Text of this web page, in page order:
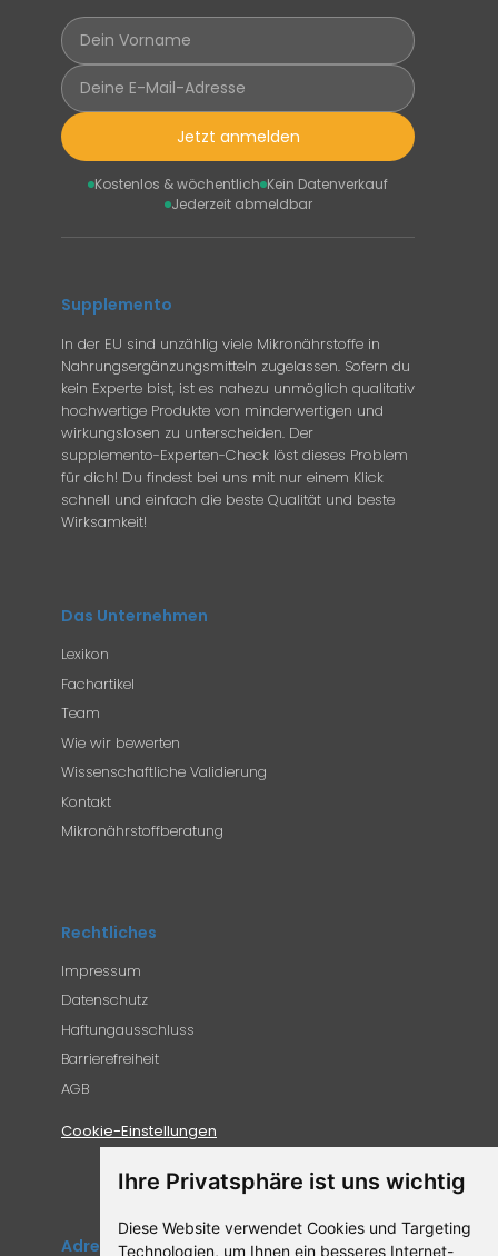
Ihre Privatsphäre ist uns wichtig
Diese Website verwendet Cookies und Targeting
Technologien, um Ihnen ein besseres Internet-
Jetzt anmelden
Kostenlos & wöchentlich Kein Datenverkauf
Jederzeit abmeldbar
Supplemento
In der EU sind unzählig viele Mikronährstoffe in
Nahrungsergänzungsmitteln zugelassen. Sofern du
kein Experte bist, ist es nahezu unmöglich qualitativ
hochwertige Produkte von minderwertigen und
wirkungslosen zu unterscheiden. Der
supplemento-Experten-Check löst dieses Problem
für dich! Du findest bei uns mit nur einem Klick
schnell und einfach die beste Qualität und beste
Wirksamkeit!
Das Unternehmen
Lexikon
Fachartikel
Team
Wie wir bewerten
Wissenschaftliche Validierung
Kontakt
Mikronährstoffberatung
Rechtliches
Impressum
Datenschutz
Haftungausschluss
Barrierefreiheit
AGB
Cookie-Einstellungen
Adresse